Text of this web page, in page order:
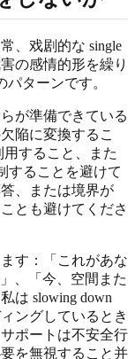
、戏剧的な single
の感情的形を繰り
パターンです。
が準備できている
陥に変換するこ
すること、また
することを避けて
、または境界が
とも避けてくださ
す：「これがあな
、「今、空間また
は slowing down
ングしているとき
ポートは不安全行
を無視すること并